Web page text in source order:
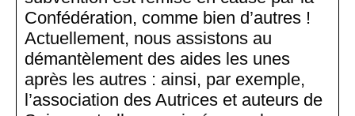
Confédération, comme bien d’autres !
Actuellement, nous assistons au
démantèlement des aides les unes
après les autres : ainsi, par exemple,
l’association des Autrices et auteurs de